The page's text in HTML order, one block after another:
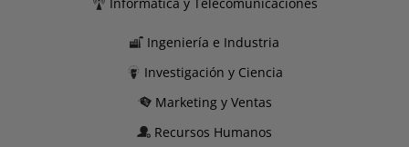
Ingeniería e Industria
Investigación y Ciencia
Marketing y Ventas
Recursos Humanos